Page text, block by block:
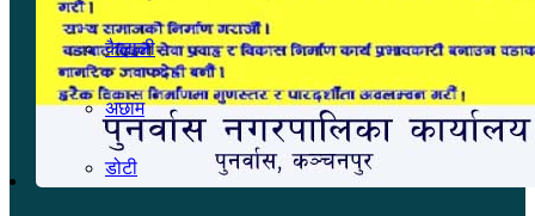
कैलाली
अछाम
डोटी